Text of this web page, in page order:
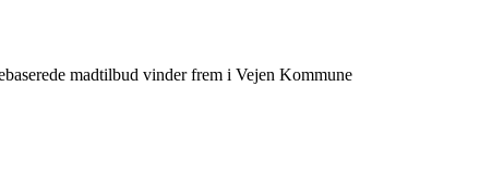
madtilbud vinder frem i Vejen Kommune